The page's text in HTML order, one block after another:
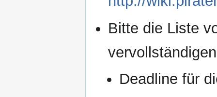
Bitte die Liste
vervollständigen
Deadline für